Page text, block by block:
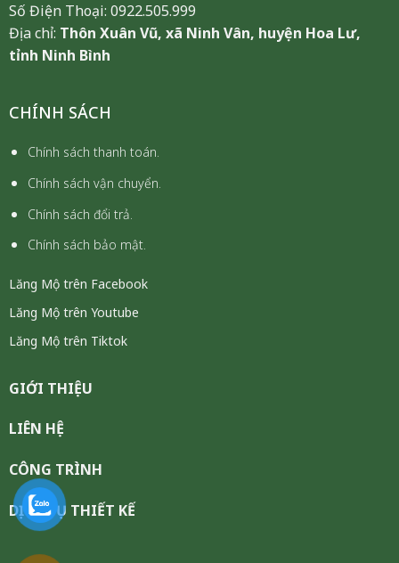
Số Điện Thoại: 0922.505.999
Địa chỉ: Thôn Xuân Vũ, xã Ninh Vân, huyện Hoa Lư,
tỉnh Ninh Bình
CHÍNH SÁCH
Chính sách thanh toán.
Chính sách vận chuyển.
Chính sách đổi trả.
Chính sách bảo mật.
Lăng Mộ trên Facebook
Lăng Mộ trên Youtube
Lăng Mộ trên Tiktok
GIỚI THIỆU
LIÊN HỆ
CÔNG TRÌNH
DỊCH VỤ THIẾT KẾ